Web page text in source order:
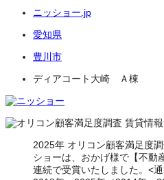
ニッショー.jp
愛知県
豊川市
ディアコート大崎 Ａ棟
2025年 オリコン顧客満足度
ショーは、おかげ様で【不動
連続で受賞いたしました。<